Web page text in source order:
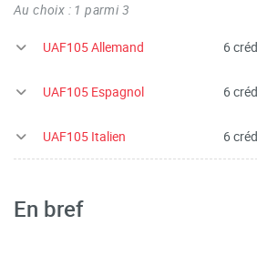
Au choix : 1 parmi 3
UAF105 Allemand 6
UAF105 Espagnol 6
UAF105 Italien 6
En bref